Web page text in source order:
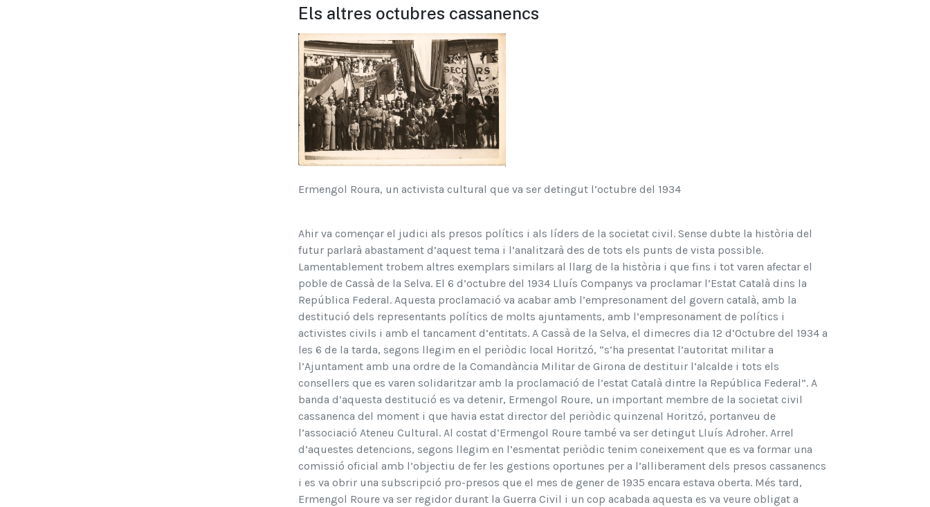
Els altres octubres cassanencs
Ermengol Roura, un activista cultural que va ser detingut l’octubre del 1934
Ahir va començar el judici als presos polítics i als líders de la societat civil. Sense dubte la història del
futur parlarà abastament d’aquest tema i l’analitzarà des de tots els punts de vista possible.
Lamentablement trobem altres exemplars similars al llarg de la història i que fins i tot varen afectar el
poble de Cassà de la Selva. El 6 d’octubre del 1934 Lluís Companys va proclamar l’Estat Català dins la
República Federal. Aquesta proclamació va acabar amb l’empresonament del govern català, amb la
destitució dels representants polítics de molts ajuntaments, amb l’empresonament de polítics i
activistes civils i amb el tancament d’entitats. A Cassà de la Selva, el dimecres dia 12 d’Octubre del 1934 a
les 6 de la tarda, segons llegim en el periòdic local Horitzó, “s’ha presentat l’autoritat militar a
l’Ajuntament amb una ordre de la Comandància Militar de Girona de destituir l’alcalde i tots els
consellers que es varen solidaritzar amb la proclamació de l’estat Català dintre la República Federal”. A
banda d’aquesta destitució es va detenir, Ermengol Roure, un important membre de la societat civil
cassanenca del moment i que havia estat director del periòdic quinzenal Horitzó, portanveu de
l’associació Ateneu Cultural. Al costat d’Ermengol Roure també va ser detingut Lluís Adroher. Arrel
d’aquestes detencions, segons llegim en l’esmentat periòdic tenim coneixement que es va formar una
comissió oficial amb l’objectiu de fer les gestions oportunes per a l’alliberament dels presos cassanencs
i es va obrir una subscripció pro-presos que el mes de gener de 1935 encara estava oberta. Més tard,
Ermengol Roure va ser regidor durant la Guerra Civil i un cop acabada aquesta es va veure obligat a